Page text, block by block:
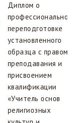
Диплом о
профессиональной
переподготовке
установленного
образца с правом
преподавания и
присвоением
квалификации
«Учитель основ
религиозных